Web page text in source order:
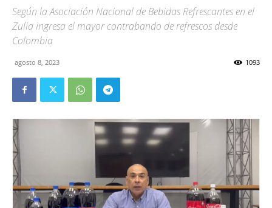
Según la Asociación Nacional de Bebidas Refrescantes en el
Zulia ingresa el mayor contrabando de refrescos desde
Colombia
agosto 8, 2023 1093